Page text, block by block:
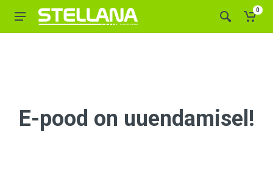
0
E-pood on uuendamisel!